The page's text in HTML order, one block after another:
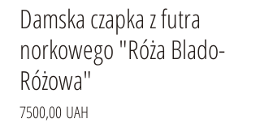
Damska czapka z futra
norkowego "Róża Blado-
Różowa"
7500,00 UAH